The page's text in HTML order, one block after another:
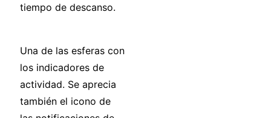
tiempo de descanso.
Una de las esferas con
los indicadores de
actividad. Se aprecia
también el icono de